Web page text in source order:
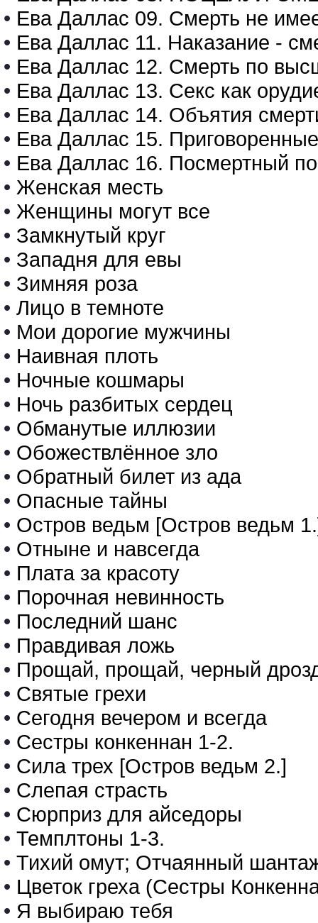
• Ева Даллас 09. Смерть не
• Ева Даллас 11. Наказание -
• Ева Даллас 12. Смерть по
• Ева Даллас 13. Секс как
• Ева Даллас 14. Объятия
• Ева Даллас 15.
• Ева Даллас 16. Посмертный
• Женская месть
• Женщины могут все
• Замкнутый круг
• Западня для евы
• Зимняя роза
• Лицо в темноте
• Мои дорогие мужчины
• Наивная плоть
• Ночные кошмары
• Ночь разбитых сердец
• Обманутые иллюзии
• Обожествлённое зло
• Обратный билет из ада
• Опасные тайны
• Остров ведьм [Остров ведьм
• Отныне и навсегда
• Плата за красоту
• Порочная невинность
• Последний шанс
• Правдивая ложь
• Прощай, прощай, черный
• Святые грехи
• Сегодня вечером и всегда
• Сестры конкеннан 1-2.
• Сила трех [Остров ведьм 2.]
• Слепая страсть
• Сюрприз для айседоры
• Темплтоны 1-3.
• Тихий омут; Отчаянный
• Цветок греха (Сестры
• Я выбираю тебя